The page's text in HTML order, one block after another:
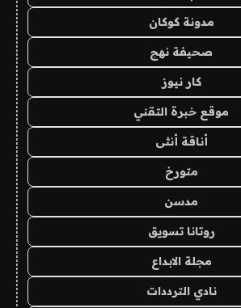
مدونة كوكان
صحيفة نهج
كار نيوز
موقع خبرة التقني
أناقة أنثى
متورخ
مدسن
روتانا تسويق
مجلة الابداع
نادي الترددات